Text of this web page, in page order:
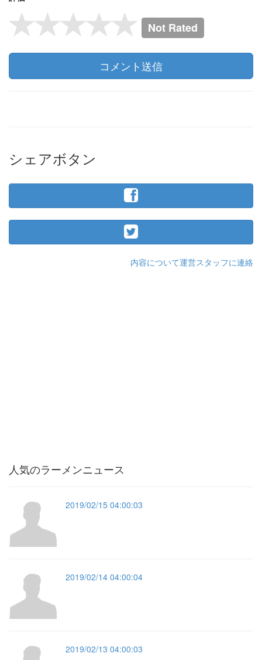
Not Rated
コメント送信
シェアボタン
内容について運営スタッフに連絡
人気のラーメンニュース
2019/02/15 04:00:03
2019/02/14 04:00:04
2019/02/13 04:00:03